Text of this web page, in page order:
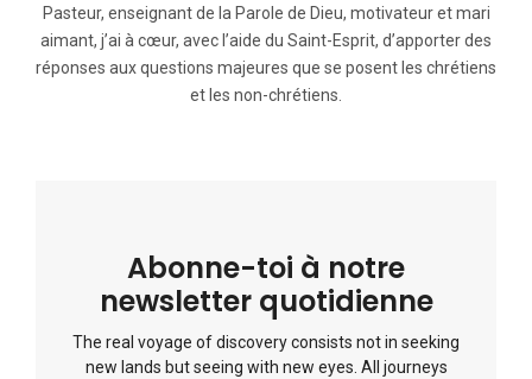
Pasteur, enseignant de la Parole de Dieu, motivateur et mari
aimant, j’ai à cœur, avec l’aide du Saint-Esprit, d’apporter des
réponses aux questions majeures que se posent les chrétiens
et les non-chrétiens.
Abonne-toi à notre
newsletter quotidienne
The real voyage of discovery consists not in seeking
new lands but seeing with new eyes. All journeys